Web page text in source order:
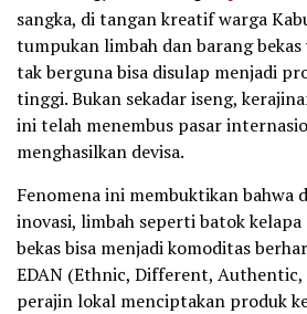
sangka, di tangan kreatif warga
tumpukan limbah dan barang
tak berguna bisa disulap menjadi
tinggi. Bukan sekadar iseng,
ini telah menembus pasar
menghasilkan devisa.
Fenomena ini membuktikan bahwa
inovasi, limbah seperti batok
bekas bisa menjadi komoditas
EDAN (Ethnic, Different,
perajin lokal menciptakan produk